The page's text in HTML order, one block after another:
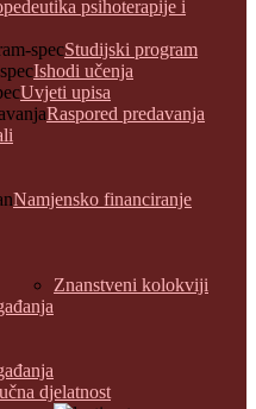
psihoterapije i
Studijski program
Ishodi učenja
Uvjeti upisa
Raspored predavanja
Namjensko financiranje
Znanstveni kolokviji
djelatnost